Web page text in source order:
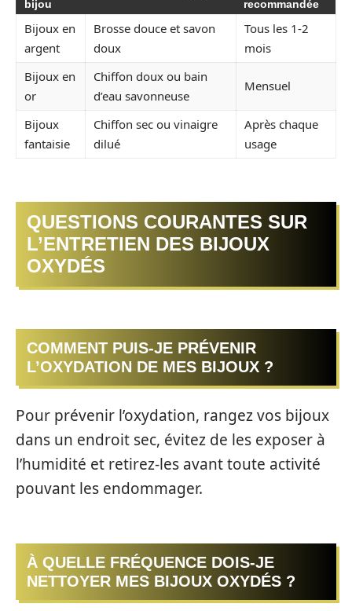
bijou
recommandée
Bijoux en
argent
Brosse douce et savon
doux
Tous les 1-2
mois
Bijoux en
or
Chiffon doux ou bain
d’eau savonneuse
Mensuel
Bijoux
fantaisie
Chiffon sec ou vinaigre
dilué
Après chaque
usage
QUESTIONS COURANTES SUR
L’ENTRETIEN DES BIJOUX
OXYDÉS
COMMENT PUIS-JE PRÉVENIR
L’OXYDATION DE MES BIJOUX ?
Pour prévenir l’oxydation, rangez vos bijoux
dans un endroit sec, évitez de les exposer à
l’humidité et retirez-les avant toute activité
pouvant les endommager.
À QUELLE FRÉQUENCE DOIS-JE
NETTOYER MES BIJOUX OXYDÉS ?